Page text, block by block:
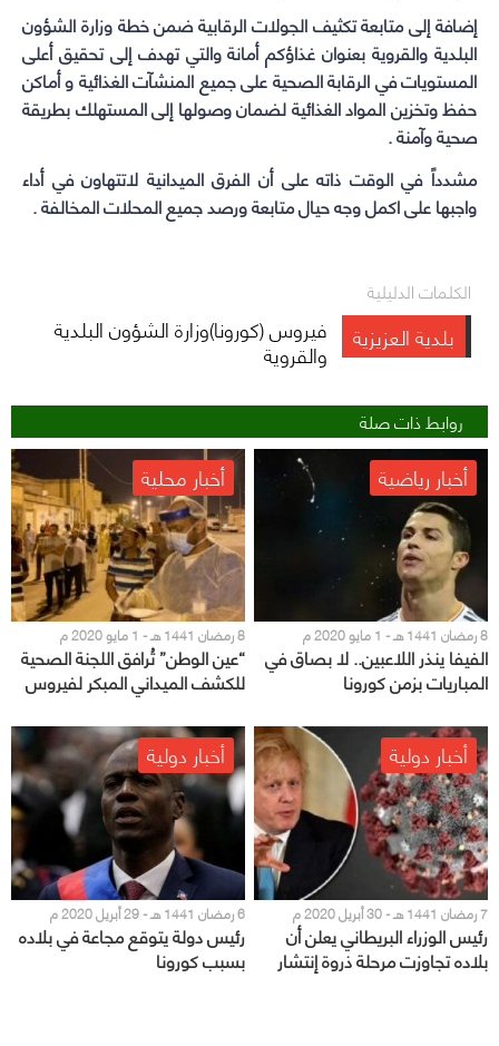
إضافة إلى متابعة تكثيف الجولات الرقابية ضمن خطة وزارة الشؤون
البلدية والقروية بعنوان غذاؤكم أمانة والتي تهدف إلى تحقيق أعلى
المستويات في الرقابة الصحية على جميع المنشآت الغذائية و أماكن
حفظ وتخزين المواد الغذائية لضمان وصولها إلى المستهلك بطريقة
صحية وآمنة .
مشدداً في الوقت ذاته على أن الفرق الميدانية لاتتهاون في أداء
واجبها على اكمل وجه حيال متابعة ورصد جميع المحلات المخالفة .
الكلمات الدليلية
بلدية العزيزية فيروس (كورونا)وزارة الشؤون البلدية
والقروية
روابط ذات صلة
أخبار رياضية
8 رمضان 1441 هـ - 1 مايو 2020 م
الفيفا ينذر اللاعبين.. لا بصاق في
المباريات بزمن كورونا
أخبار محلية
8 رمضان 1441 هـ - 1 مايو 2020 م
“عين الوطن” تُرافق اللجنة الصحية
للكشف الميداني المبكر لفيروس
كورونا على العمالة بمشاركة عدة
جهات حكومية
أخبار دولية
7 رمضان 1441 هـ - 30 أبريل 2020 م
رئيس الوزراء البريطاني يعلن أن
بلاده تجاوزت مرحلة ذروة إنتشار
أخبار دولية
6 رمضان 1441 هـ - 29 أبريل 2020 م
رئيس دولة يتوقع مجاعة في بلاده
بسبب كورونا